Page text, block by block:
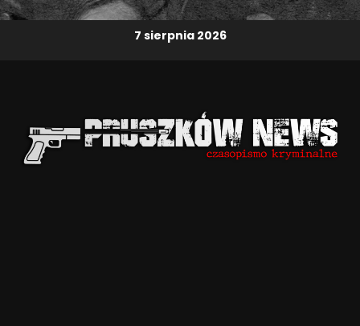
7 sierpnia 2026